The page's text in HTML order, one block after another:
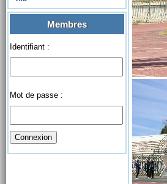
Membres
Identifiant :
Mot de passe :